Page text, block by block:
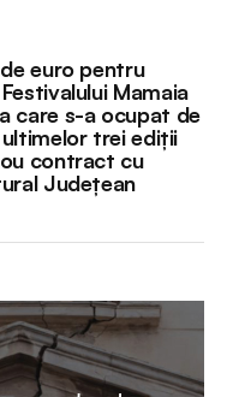
euro pentru
Mamaia
care s-a ocupat de
trei ediții
contract cu
Județean